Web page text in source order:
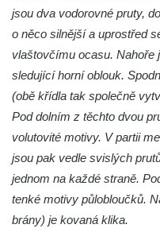
jsou dva vodorovné pruty,
o něco silnější a uprostřed
vlaštovčímu ocasu. Nahoře
sledující horní oblouk.
(obě křídla tak společně
Pod dolním z těchto dvou
volutovité motivy. V partii
jsou pak vedle svislých
jednom na každé straně.
tenké motivy půlobloučků.
brány) je kovaná klika.